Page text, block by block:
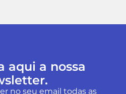
aqui a nossa
no seu email todas as